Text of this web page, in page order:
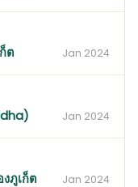
ต Jan 2024
Jan 2024
ภูเก็ต Jan 2024